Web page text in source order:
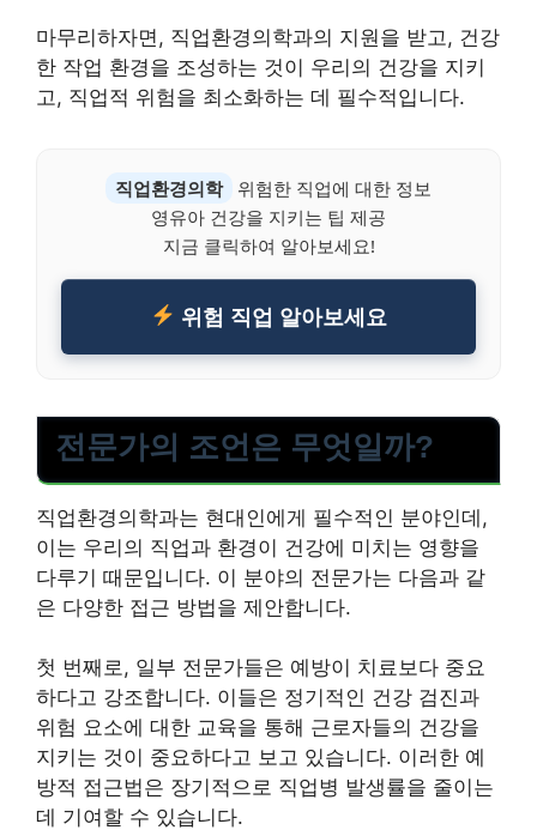
마무리하자면, 직업환경의학과의 지원을 받고, 건강
한 작업 환경을 조성하는 것이 우리의 건강을 지키
고, 직업적 위험을 최소화하는 데 필수적입니다.
직업환경의학
위험한 직업에 대한 정보
영유아 건강을 지키는 팁 제공
지금 클릭하여 알아보세요!
위험 직업 알아보세요
전문가의 조언은 무엇일까?
직업환경의학과는 현대인에게 필수적인 분야인데,
이는 우리의 직업과 환경이 건강에 미치는 영향을
다루기 때문입니다. 이 분야의 전문가는 다음과 같
은 다양한 접근 방법을 제안합니다.
첫 번째로, 일부 전문가들은 예방이 치료보다 중요
하다고 강조합니다. 이들은 정기적인 건강 검진과
위험 요소에 대한 교육을 통해 근로자들의 건강을
지키는 것이 중요하다고 보고 있습니다. 이러한 예
방적 접근법은 장기적으로 직업병 발생률을 줄이는
데 기여할 수 있습니다.